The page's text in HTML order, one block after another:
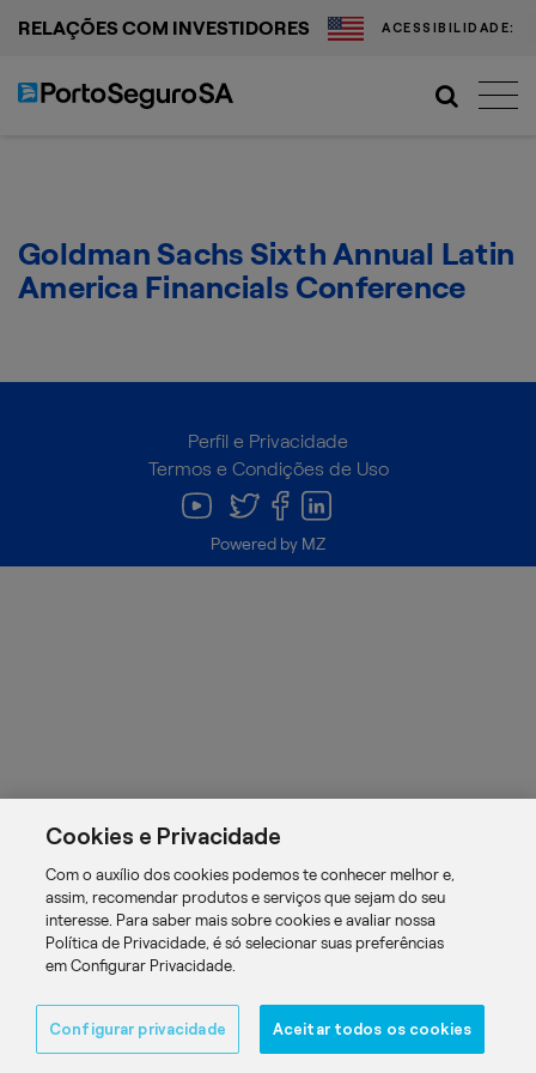
RELAÇÕES COM INVESTIDORES ACESSIBILIDADE:
Goldman Sachs Sixth Annual Latin
America Financials Conference
Perfil e Privacidade
Termos e Condições de Uso
Powered by MZ
Cookies e Privacidade
Com o auxílio dos cookies podemos te conhecer melhor e,
assim, recomendar produtos e serviços que sejam do seu
interesse. Para saber mais sobre cookies e avaliar nossa
Política de Privacidade, é só selecionar suas preferências
em Configurar Privacidade.
Configurar privacidade Aceitar todos os cookies